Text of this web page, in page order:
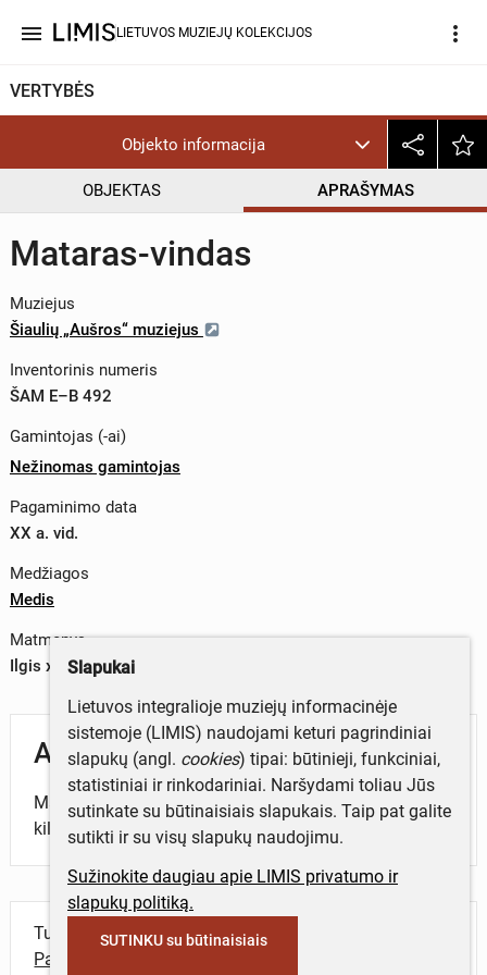
menu LIETUVOS MUZIEJŲ KOLEKCIJOS more_vert
VERTYBĖS
Objekto informacija
OBJEKTAS APRAŠYMAS
Mataras-vindas
Muziejus
Šiaulių „Aušros“ muziejus
Inventorinis numeris
ŠAM E–B 492
Gamintojas (-ai)
Nežinomas gamintojas
Pagaminimo data
XX a. vid.
Medžiagos
Medis
Matmenys
Ilgis x plotis – 51 x 20 cm
Aprašymas
Mataras-vindas, medinis naudotas sunkumams
kilnoti.
Turite daugiau informacijos apie objektą?
Parašykite mums!
Slapukai
Lietuvos integralioje muziejų informacinėje
sistemoje (LIMIS) naudojami keturi pagrindiniai
slapukų (angl. cookies) tipai: būtinieji, funkciniai,
statistiniai ir rinkodariniai. Naršydami toliau Jūs
sutinkate su būtinaisiais slapukais. Taip pat galite
sutikti ir su visų slapukų naudojimu.
Sužinokite daugiau apie LIMIS privatumo ir
slapukų politiką.
SUTINKU su būtinaisiais